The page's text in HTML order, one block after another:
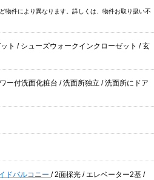
件により異なります。詳しくは、物件お取り扱い不
ト / シューズウォークインクローゼット /玄
ー付洗面化粧台 /洗面所独立 /洗面所にドア
ドバルコニー /2面採光 / エレベーター2基 /